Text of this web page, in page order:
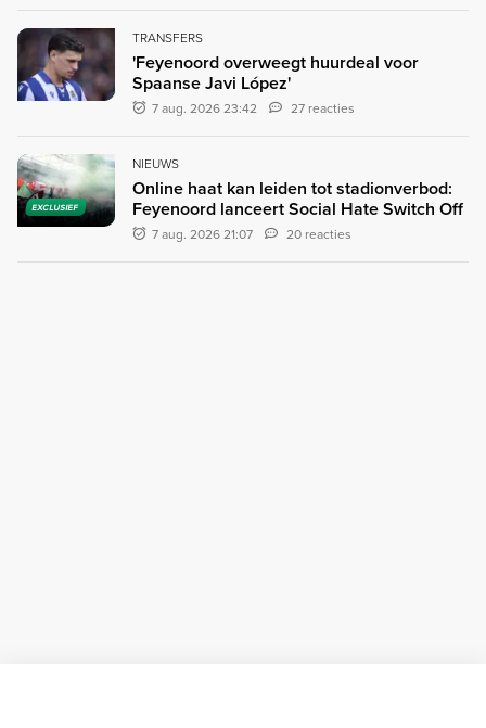
TRANSFERS
'Feyenoord overweegt huurdeal voor
Spaanse Javi López'
7 aug. 2026 23:42 27 reacties
EXCLUSIEF
NIEUWS
Online haat kan leiden tot stadionverbod:
Feyenoord lanceert Social Hate Switch Off
7 aug. 2026 21:07 20 reacties